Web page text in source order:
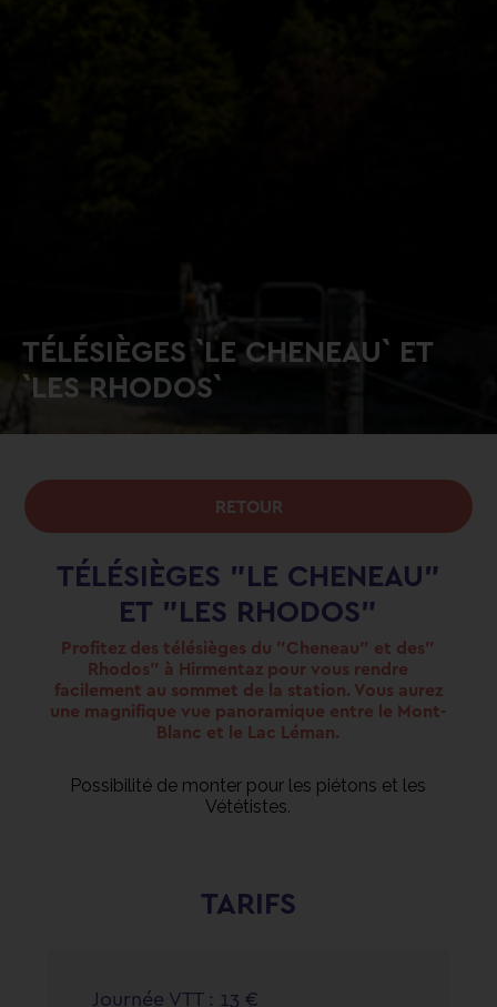
TÉLÉSIÈGES `LE CHENEAU` ET
`LES RHODOS`
RETOUR
TÉLÉSIÈGES "LE CHENEAU"
ET "LES RHODOS"
Profitez des télésièges du "Cheneau" et des"
Rhodos" à Hirmentaz pour vous rendre
facilement au sommet de la station. Vous aurez
une magnifique vue panoramique entre le Mont-
Blanc et le Lac Léman.
Possibilité de monter pour les piétons et les
Vététistes.
TARIFS
Journée VTT : 13 €